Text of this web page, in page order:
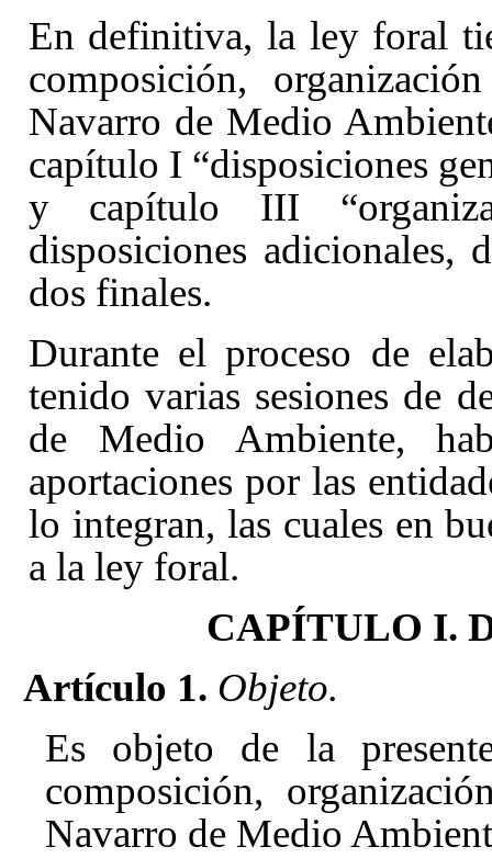
En definitiva, la ley foral
composición,
Navarro de Medio
capítulo I “disposiciones
y capítulo III
disposiciones adicionales,
dos finales.
Durante el proceso de
tenido varias sesiones de
de Medio Ambiente,
aportaciones por las
lo integran, las cuales en
a la ley foral.
CAPÍTULO I.
Artículo 1. Objeto.
Es objeto de la
composición,
Navarro de Medio